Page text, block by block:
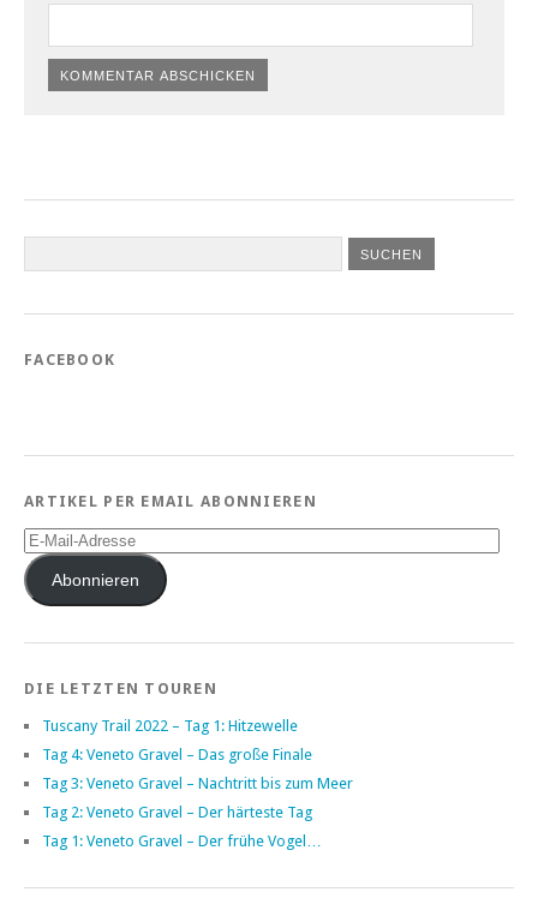
FACEBOOK
ARTIKEL PER EMAIL ABONNIEREN
E-
Mail-
AdresseAbonnieren
DIE LETZTEN TOUREN
Tuscany Trail 2022 – Tag 1: Hitzewelle
Tag 4: Veneto Gravel – Das große Finale
Tag 3: Veneto Gravel – Nachtritt bis zum Meer
Tag 2: Veneto Gravel – Der härteste Tag
Tag 1: Veneto Gravel – Der frühe Vogel…